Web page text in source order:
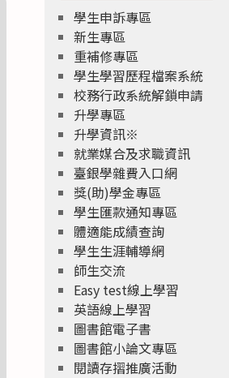
學生申訴專區
新生專區
重補修專區
學生學習歷程檔案系統
校務行政系統解鎖申請
升學專區
升學資訊※
就業媒合及求職資訊
臺銀學雜費入口網
獎(助)學金專區
學生匯款通知專區
體適能成績查詢
學生生涯輔導網
師生交流
Easy test線上學習
英語線上學習
圖書館電子書
圖書館小論文專區
閱讀存摺推廣活動